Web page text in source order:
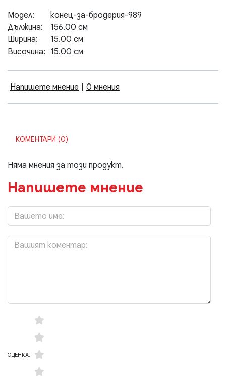
Модел:
конец-за-бродерия-989
Дължина:
156.00 см
Ширина:
15.00 см
Височина: 15.00 см
Напишете мнение 0 мнения
КОМЕНТАРИ (0)
Няма мнения за този продукт.
Напишете мнение
ОЦЕНКА: